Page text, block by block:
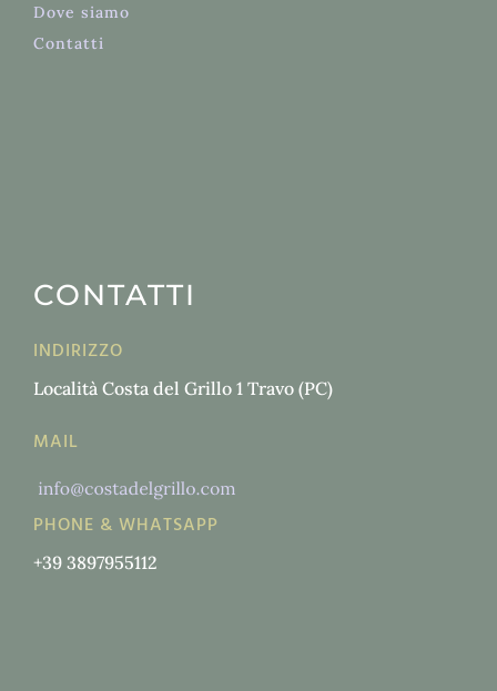
Dove siamo
Contatti
CONTATTI
INDIRIZZO
Località Costa del Grillo 1 Travo (PC)
MAIL
PHONE & WHATSAPP
+39 3897955112